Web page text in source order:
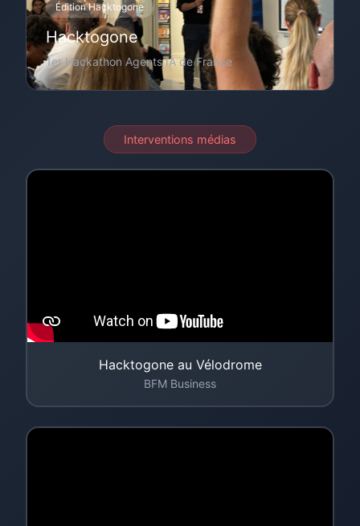
Édition Hacktogone
Hacktogone
1er Hackathon Agents IA de France
Interventions médias
Hacktogone au Vélodrome
BFM Business